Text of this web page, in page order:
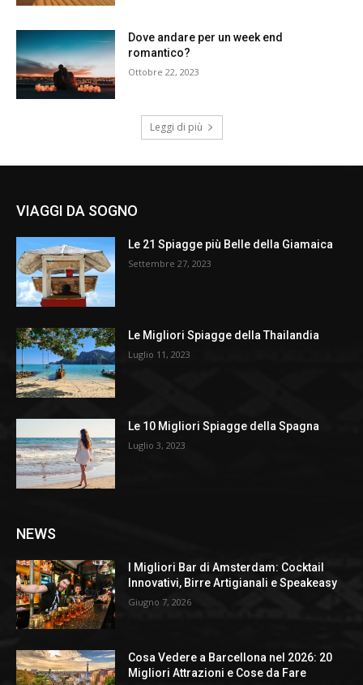
Dove andare per un week end
romantico?
Ottobre 22, 2023
Leggi di più
VIAGGI DA SOGNO
Le 21 Spiagge più Belle della Giamaica
Settembre 27, 2023
Le Migliori Spiagge della Thailandia
Luglio 11, 2023
Le 10 Migliori Spiagge della Spagna
Luglio 3, 2023
NEWS
I Migliori Bar di Amsterdam: Cocktail
Innovativi, Birre Artigianali e Speakeasy
Giugno 7, 2026
Cosa Vedere a Barcellona nel 2026: 20
Migliori Attrazioni e Cose da Fare